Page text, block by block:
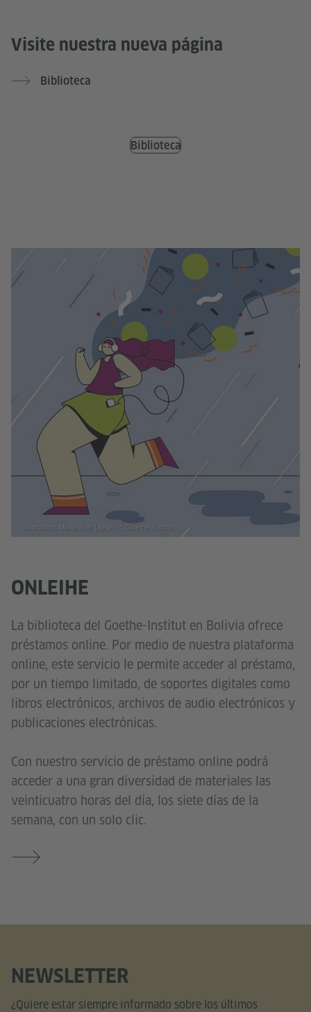
Visite nuestra nueva página
Biblioteca
Biblioteca
ONLEIHE
La biblioteca del Goethe-Institut en Bolivia ofrece
préstamos online. Por medio de nuestra plataforma
online, este servicio le permite acceder al préstamo,
por un tiempo limitado, de soportes digitales como
libros electrónicos, archivos de audio electrónicos y
publicaciones electrónicas.
Con nuestro servicio de préstamo online podrá
acceder a una gran diversidad de materiales las
veinticuatro horas del día, los siete días de la
semana, con un solo clic.
Illustration: Maria Tran Larsen © Goethe-Institut
NEWSLETTER
¿Quiere estar siempre informado sobre los últimos